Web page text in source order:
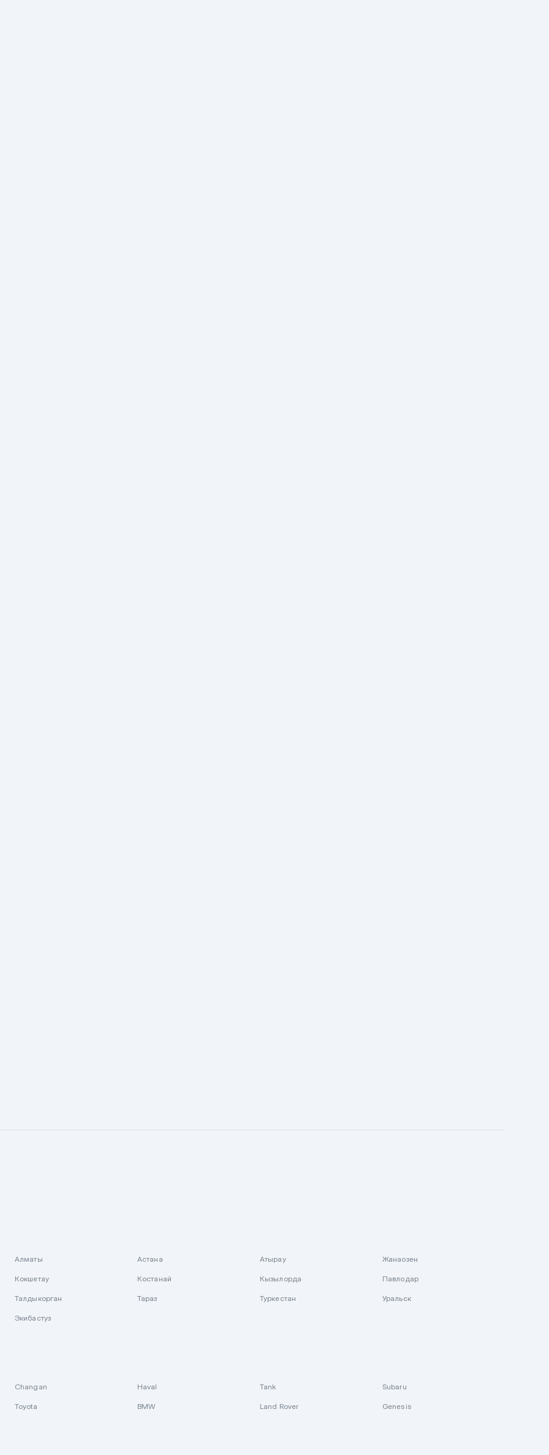
Алматы Астана Атырау Жанаозен
Кокшетау Костанай Кызылорда Павлодар
Талдыкорган Тараз Туркестан Уральск
Экибастуз
Changan Haval Tank Subaru
Toyota BMW Land Rover Genesis